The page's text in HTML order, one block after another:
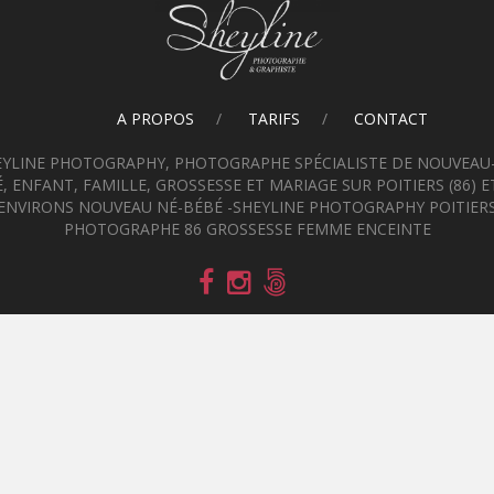
A PROPOS TARIFS CONTACT
PHOTOGRAPHY, PHOTOGRAPHE SPÉCIALISTE DE
ENFANT, FAMILLE, GROSSESSE ET MARIAGE SUR POITIERS (86)
ENVIRONS NOUVEAU NÉ-BÉBÉ -SHEYLINE PHOTOGRAPHY
PHOTOGRAPHE 86 GROSSESSE FEMME ENCEINTE